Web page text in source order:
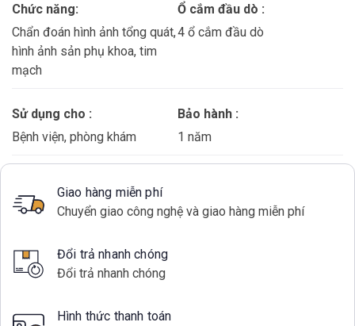
Chức năng:
Chẩn đoán hình ảnh tổng quát,
hình ảnh sản phụ khoa, tim
mạch
Ổ cắm đầu dò :
4 ổ cắm đầu dò
Sử dụng cho :
Bệnh viện, phòng khám
Bảo hành :
1 năm
Giao hàng miễn phí
Chuyển giao công nghệ và giao hàng miễn phí
Đổi trả nhanh chóng
Đổi trả nhanh chóng
Hình thức thanh toán